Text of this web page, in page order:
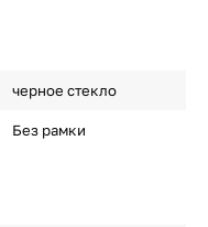
черное стекло
Без рамки